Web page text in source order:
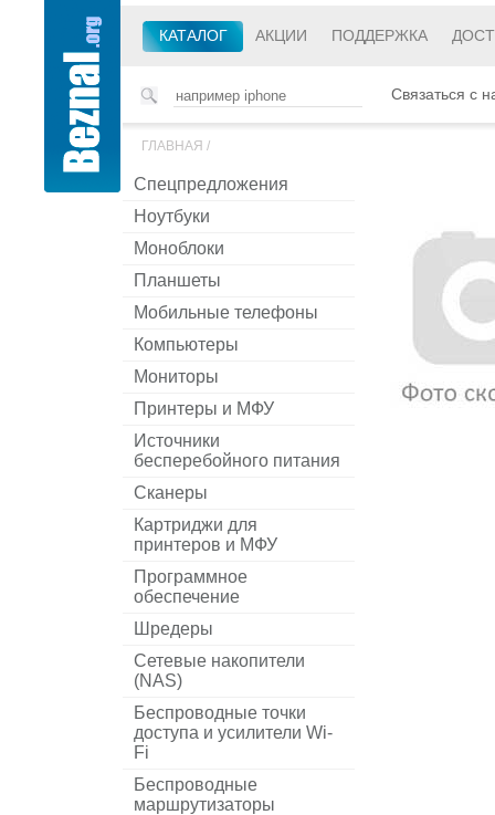
КАТАЛОГ АКЦИИ ПОДДЕРЖКА
Связаться с
ГЛАВНАЯ /
Спецпредложения
Ноутбуки
Моноблоки
Планшеты
Мобильные телефоны
Компьютеры
Мониторы
Принтеры и МФУ
Источники
бесперебойного питания
Сканеры
Картриджи для
принтеров и МФУ
Программное
обеспечение
Шредеры
Сетевые накопители
(NAS)
Беспроводные точки
доступа и усилители Wi-
Fi
Беспроводные
маршрутизаторы